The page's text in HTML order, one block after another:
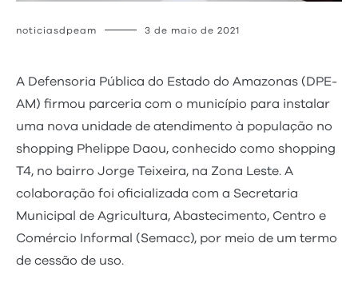
noticiasdpeam 3 de maio de 2021
A Defensoria Pública do Estado do Amazonas (DPE-
AM) firmou parceria com o município para instalar
uma nova unidade de atendimento à população no
shopping Phelippe Daou, conhecido como shopping
T4, no bairro Jorge Teixeira, na Zona Leste. A
colaboração foi oficializada com a Secretaria
Municipal de Agricultura, Abastecimento, Centro e
Comércio Informal (Semacc), por meio de um termo
de cessão de uso.